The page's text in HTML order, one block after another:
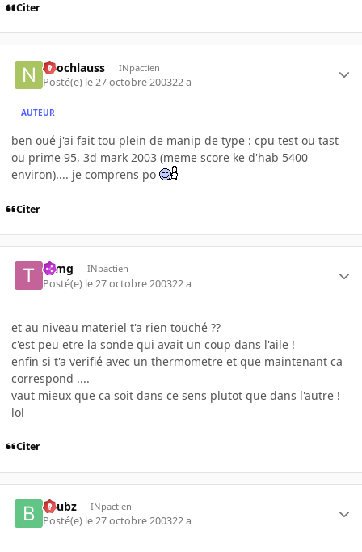
Citer
neochlauss INpactien
Posté(e) le 27 octobre 200322 a
AUTEUR
ben oué j'ai fait tou plein de manip de type : cpu test ou tast
ou prime 95, 3d mark 2003 (meme score ke d'hab 5400
environ).... je comprens po
Citer
tomg INpactien
Posté(e) le 27 octobre 200322 a
et au niveau materiel t'a rien touché ??
c'est peu etre la sonde qui avait un coup dans l'aile !
enfin si t'a verifié avec un thermometre et que maintenant ca
correspond ....
vaut mieux que ca soit dans ce sens plutot que dans l'autre !
lol
Citer
beubz INpactien
Posté(e) le 27 octobre 200322 a